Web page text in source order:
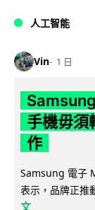
人工智能
Vin 1 日
手機毋須
作
Samsung 電子
表示，品牌正推
文